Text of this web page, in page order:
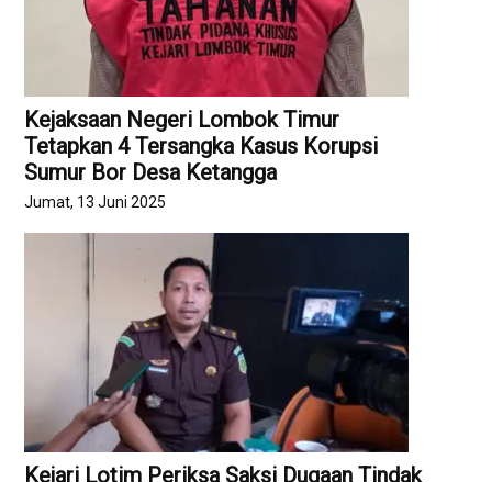
Kejaksaan Negeri Lombok Timur
Tetapkan 4 Tersangka Kasus Korupsi
Sumur Bor Desa Ketangga
Jumat, 13 Juni 2025
Kejari Lotim Periksa Saksi Dugaan Tindak